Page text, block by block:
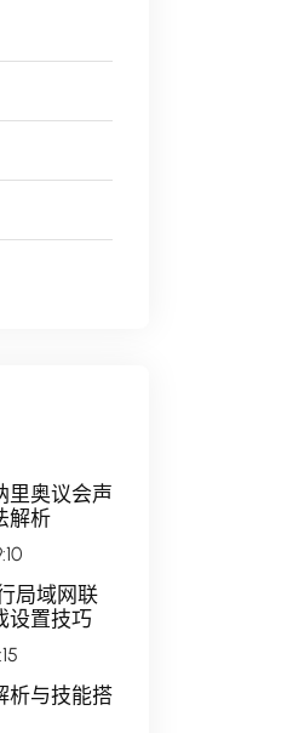
里奥议会声
解析
局域网联
设置技巧
析与技能搭